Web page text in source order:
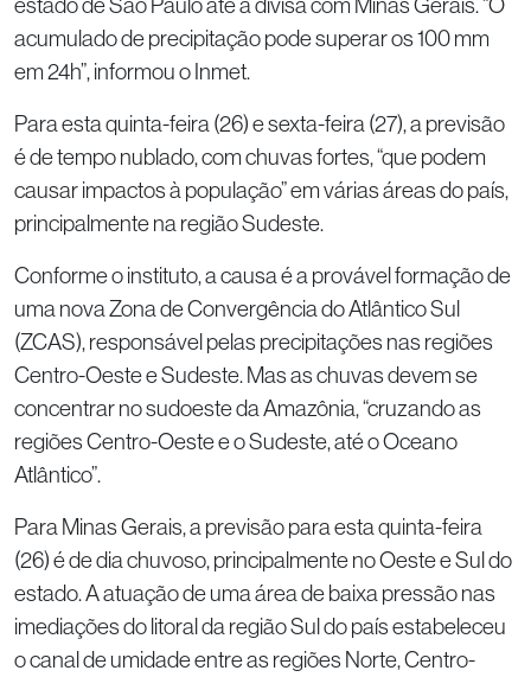
acumulado de precipitação pode superar os 100 mm
em 24h”, informou o Inmet.
Para esta quinta-feira (26) e sexta-feira (27), a previsão
é de tempo nublado, com chuvas fortes, “que podem
causar impactos à população” em várias áreas do país,
principalmente na região Sudeste.
Conforme o instituto, a causa é a provável formação de
uma nova Zona de Convergência do Atlântico Sul
(ZCAS), responsável pelas precipitações nas regiões
Centro-Oeste e Sudeste. Mas as chuvas devem se
concentrar no sudoeste da Amazônia, “cruzando as
regiões Centro-Oeste e o Sudeste, até o Oceano
Atlântico”.
Para Minas Gerais, a previsão para esta quinta-feira
(26) é de dia chuvoso, principalmente no Oeste e Sul do
estado. A atuação de uma área de baixa pressão nas
imediações do litoral da região Sul do país estabeleceu
o canal de umidade entre as regiões Norte, Centro-